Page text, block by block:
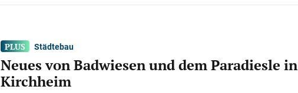
Städtebau
Neues von Badwiesen und dem Paradiesle in
Kirchheim